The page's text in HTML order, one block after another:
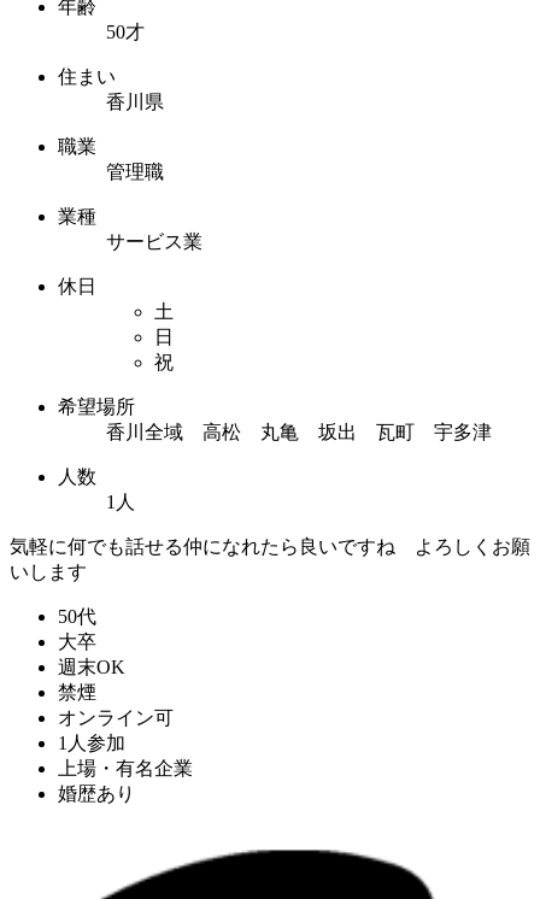
年齢
50才
住まい
香川県
職業
管理職
業種
サービス業
休日
土
日
祝
希望場所
香川全域 高松 丸亀 坂出 瓦町 宇多津
人数
1人
気軽に何でも話せる仲になれたら良いですね よろしくお願
いします
50代
大卒
週末OK
禁煙
オンライン可
1人参加
上場・有名企業
婚歴あり